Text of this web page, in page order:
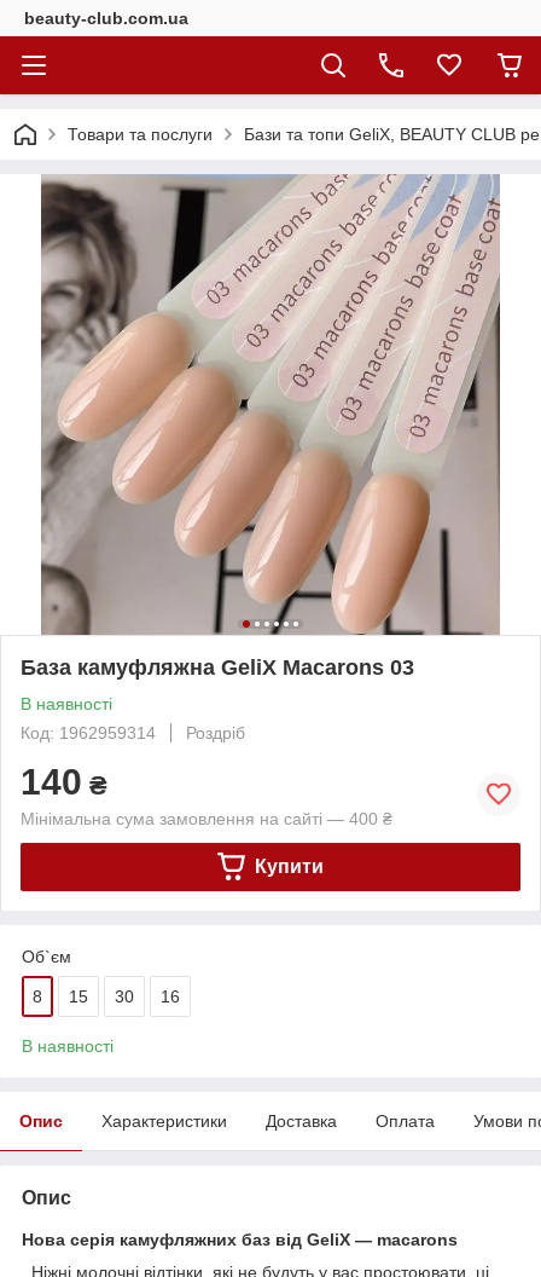
beauty-club.com.ua
Товари та послуги Бази та топи GeliX, BEAUTY CLUB
База камуфляжна GeliX Macarons 03
В наявності
Код: 1962959314
Роздріб
140 ₴
Мінімальна сума замовлення на сайті — 400 ₴
Купити
Об`єм
8 15 30 16
В наявності
Опис Характеристики Доставка Оплата Умови
Опис
Нова серія камуфляжних баз від GeliX — macarons
Ніжні молочні відтінки, які не будуть у вас простоювати, ці